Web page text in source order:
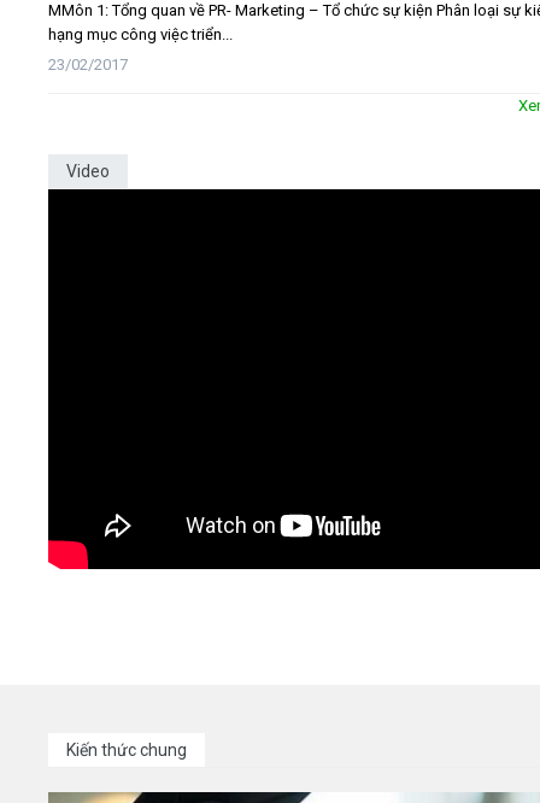
MMôn 1: Tổng quan về PR- Marketing – Tổ chức sự kiện Phân loại sự
hạng mục công việc triển...
23/02/2017
Video
Kiến thức chung